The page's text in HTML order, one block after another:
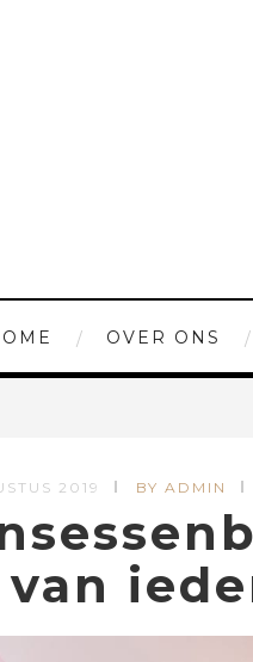
OVER ONS
2019 BY ADMIN
van